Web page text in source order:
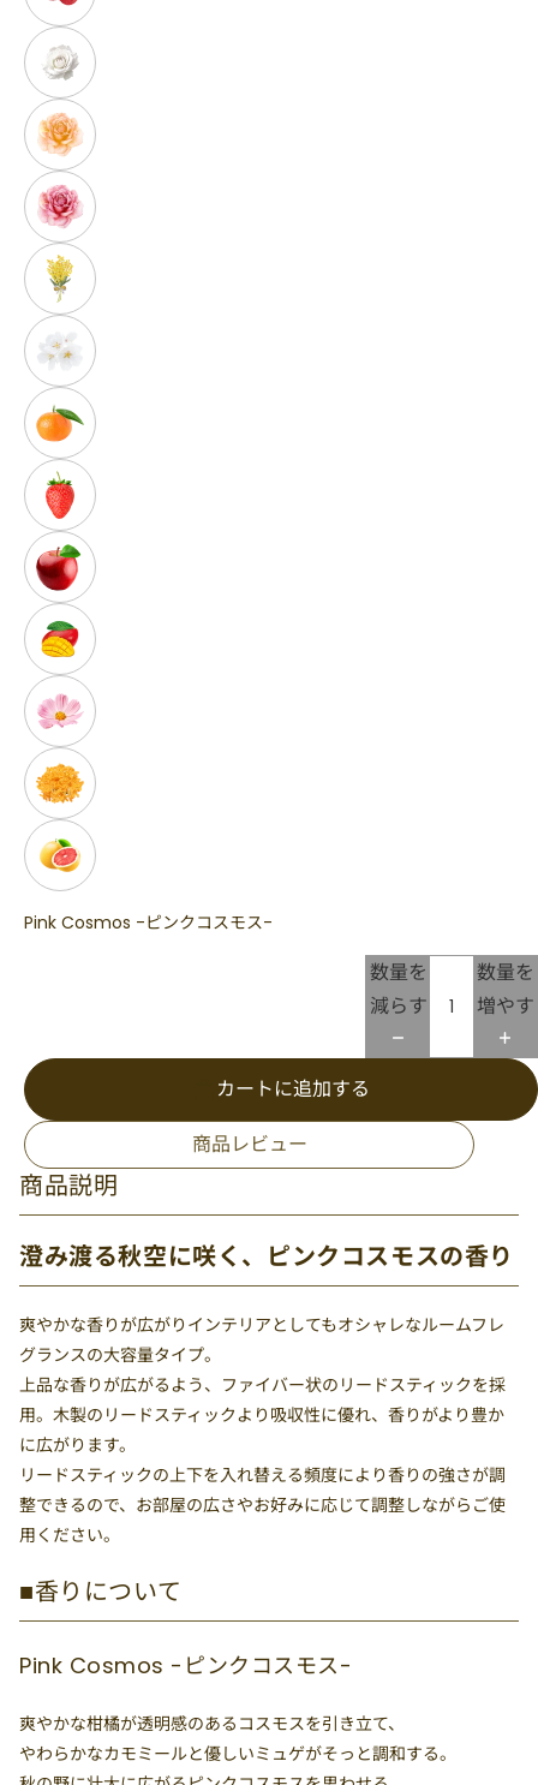
Pink Cosmos -ピンクコスモス-
数量を
減らす
数量を
増やす
カートに追加する
商品レビュー
商品説明
澄み渡る秋空に咲く、ピンクコスモスの香り
爽やかな香りが広がりインテリアとしてもオシャレなルームフレ
グランスの大容量タイプ。
上品な香りが広がるよう、ファイバー状のリードスティックを採
用。木製のリードスティックより吸収性に優れ、香りがより豊か
に広がります。
リードスティックの上下を入れ替える頻度により香りの強さが調
整できるので、お部屋の広さやお好みに応じて調整しながらご使
用ください。
■香りについて
Pink Cosmos -ピンクコスモス-
爽やかな柑橘が透明感のあるコスモスを引き立て、
やわらかなカモミールと優しいミュゲがそっと調和する。